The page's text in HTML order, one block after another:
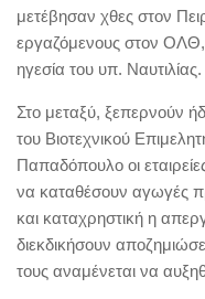
μετέβησαν χθες στον
εργαζόμενους στον
ηγεσία του υπ. Ναυτιλίας.
Στο μεταξύ, ξεπερνούν
του Βιοτεχνικού
Παπαδόπουλο οι
να καταθέσουν αγωγές
και καταχρηστική η
διεκδικήσουν
τους αναμένεται να